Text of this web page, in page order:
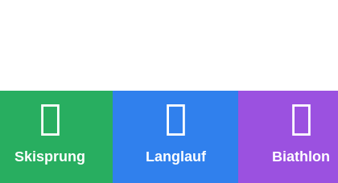
Skisprung Langlauf Biathlon